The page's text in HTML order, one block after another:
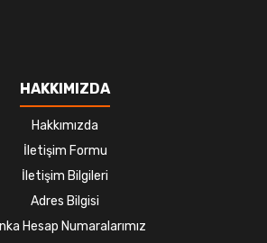
HAKKIMIZDA
Hakkımızda
İletişim Formu
İletişim Bilgileri
Adres Bilgisi
Hesap Numaralarımız